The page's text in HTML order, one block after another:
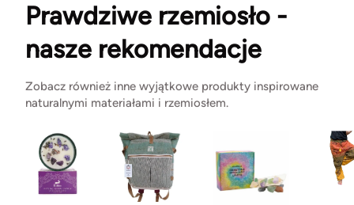
Prawdziwe rzemiosło -
nasze rekomendacje
Zobacz również inne wyjątkowe produkty inspirowane
naturalnymi materiałami i rzemiosłem.